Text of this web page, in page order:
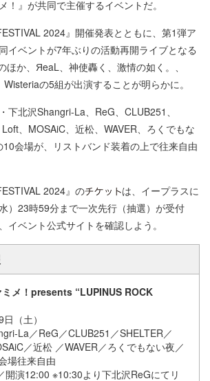
！』が共同で主催するイベントだ。
2024』開催発表とともに、第1弾ア
イベントが7年ぶりの活動再開ライブとなる
ほか、ЯeaL、神使轟く、激情の如く。、
の5組が出演することが明らかに。
下北沢Shangri-La、ReG、CLUB251、
、MOSAiC、近松、WAVER、ろくでもな
会場が、リストバンド装着の上で往来自由
2024』の
は、イープラスに
）23時59分まで一次先行（抽選）が受付
イベント公式サイトを確認しよう。
メ！presents “LUPINUS ROCK
（土）
La／ReG／CLUB251／SHELTER／
／近松 ／WAVER／ろくでもない夜／
場往来自由
開演12:00 ※10:30より下北沢ReGにてリ